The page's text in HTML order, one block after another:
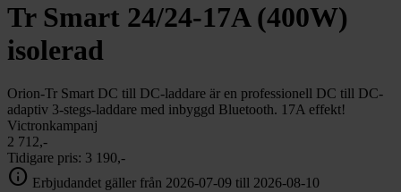
Tr Smart 24/24-17A (400W)
isolerad
Orion-Tr Smart DC till DC-laddare är en professionell DC till DC-
adaptiv 3-stegs-laddare med inbyggd Bluetooth. 17A effekt!
Victronkampanj
2 712,-
Tidigare pris: 3 190,-
info Erbjudandet gäller från 2026-07-09 till 2026-08-10